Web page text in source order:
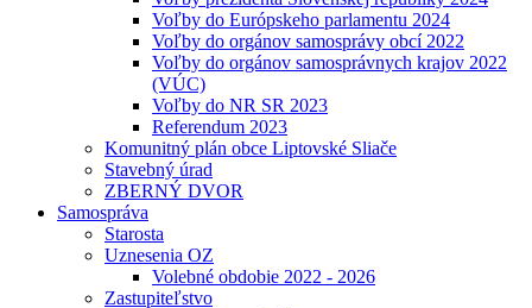
Voľby do Európskeho parlamentu 2024
Voľby do orgánov samosprávy obcí 2022
Voľby do orgánov samosprávnych krajov 2022
(VÚC)
Voľby do NR SR 2023
Referendum 2023
Komunitný plán obce Liptovské Sliače
Stavebný úrad
ZBERNÝ DVOR
Samospráva
Starosta
Uznesenia OZ
Volebné obdobie 2022 - 2026
Zastupiteľstvo